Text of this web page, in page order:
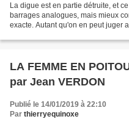
La digue est en partie détruite, et
barrages analogues, mais mieux
exacte. Autant qu'on en peut juger
LA FEMME EN
par Jean VERDON
Publié le 14/01/2019 à 22:10
Par thierryequinoxe